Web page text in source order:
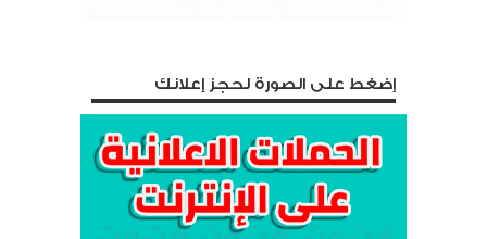
إضغط على الصورة لحجز إعلانك